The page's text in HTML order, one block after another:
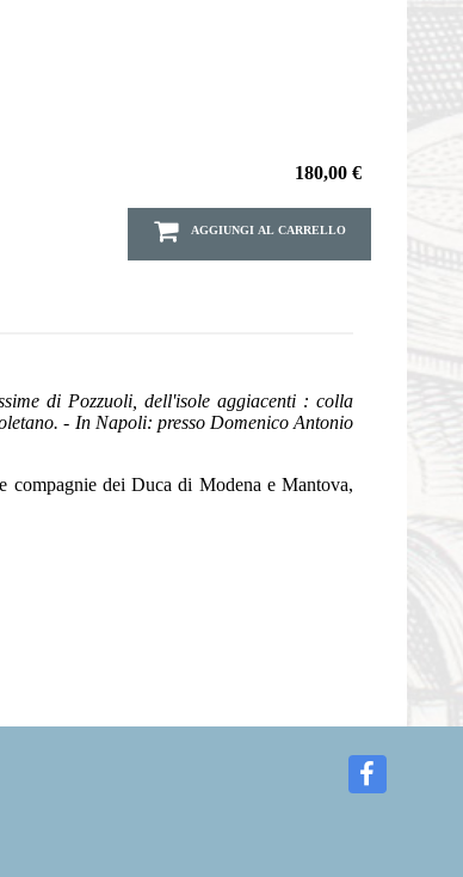
180,00 €
AGGIUNGI AL CARRELLO
di Pozzuoli, dell'isole aggiacenti : colla
- In Napoli: presso Domenico Antonio
compagnie dei Duca di Modena e Mantova,